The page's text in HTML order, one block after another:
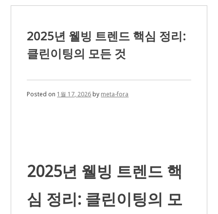
으
리
2025년 웰빙 트렌드 핵심 정리:
클린이팅의 모든 것
Posted on 1월 17, 2026by meta-fora
2025년 웰빙 트렌드 핵
심 정리: 클린이팅의 모